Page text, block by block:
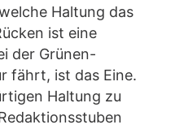
Haltung das
ist eine
der Grünen-
fährt, ist das Eine.
Haltung zu